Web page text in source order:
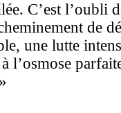
C’est l’oubli
de
une lutte
l’osmose